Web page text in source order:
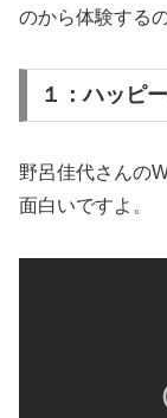
のから体験する
１：ハッピ
野呂佳代さんの
面白いですよ。